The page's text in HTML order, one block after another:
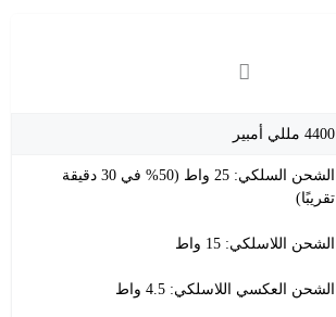
4400 مللي أمبير
الشحن السلكي: 25 واط (50% في 30 دقيقة
تقريبًا)
الشحن اللاسلكي: 15 واط
الشحن العكسي اللاسلكي: 4.5 واط